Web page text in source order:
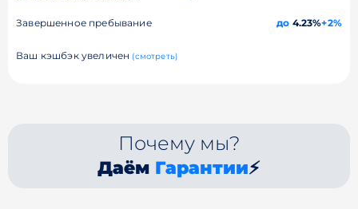
Завершенное пребывание до 4.23%+2%
Ваш кэшбэк увеличен (смотреть)
Почему мы?
Даём Гарантии⚡